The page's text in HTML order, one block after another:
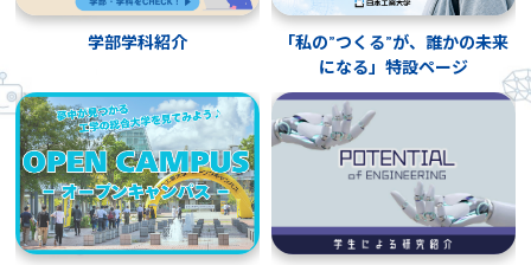
学部学科紹介
「私の”つくる”が、誰かの未来
になる」特設ページ